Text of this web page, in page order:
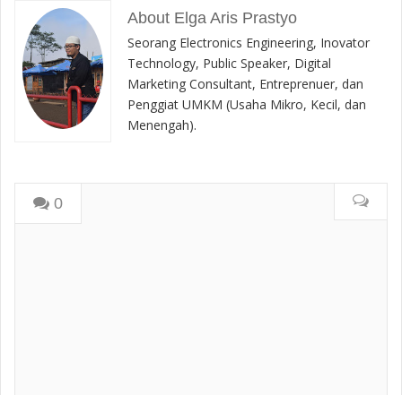
About Elga Aris Prastyo
Seorang Electronics Engineering, Inovator
Technology, Public Speaker, Digital
Marketing Consultant, Entreprenuer, dan
Penggiat UMKM (Usaha Mikro, Kecil, dan
Menengah).
0